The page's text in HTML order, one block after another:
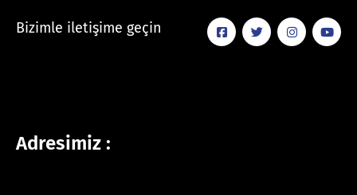
Bizimle iletişime geçin
Adresimiz :